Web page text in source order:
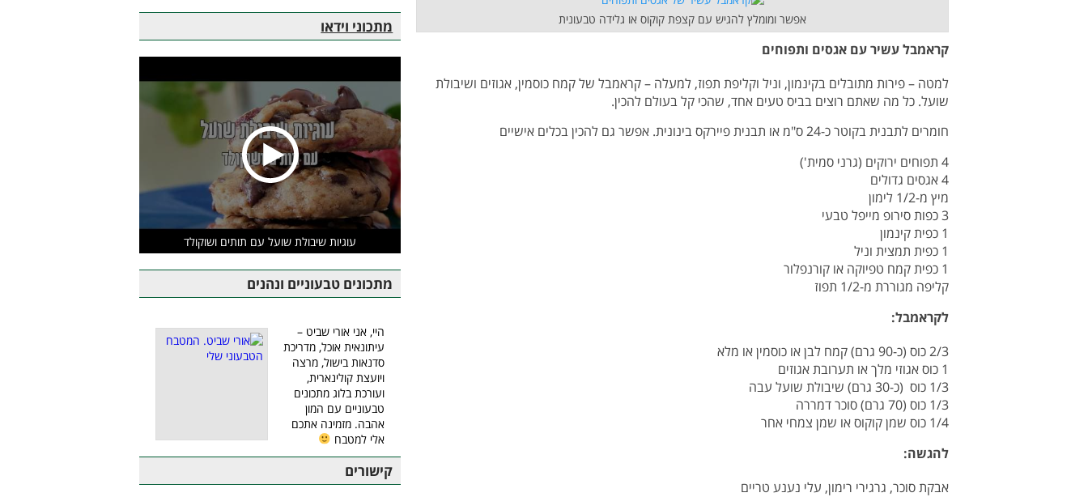
אפשר ומומלץ להגיש עם קצפת קוקוס או גלידה טבעונית
קראמבל עשיר עם אגסים ותפוחים
למטה – פירות מתובלים בקינמון, וניל וקליפת תפוז, למעלה – קראמבל של קמח כוסמין, אגוזים ושיבולת
שועל. כל מה שאתם רוצים בביס טעים אחד, שהכי קל בעולם להכין.
חומרים לתבנית בקוטר כ-24 ס"מ או תבנית פיירקס בינונית. אפשר גם להכין בכלים אישיים
4 תפוחים ירוקים (גרני סמית')
4 אגסים גדולים
מיץ מ-1/2 לימון
3 כפות סירופ מייפל טבעי
1 כפית קינמון
1 כפית תמצית וניל
1 כפית קמח טפיוקה או קורנפלור
קליפה מגוררת מ-1/2 תפוז
לקראמבל:
2/3 כוס (כ-90 גרם) קמח לבן או כוסמין או מלא
1 כוס אגוזי מלך או תערובת אגוזים
1/3 כוס (כ-30 גרם) שיבולת שועל עבה
1/3 כוס (70 גרם) סוכר דמררה
1/4 כוס שמן קוקוס או שמן צמחי אחר
להגשה:
אבקת סוכר, גרגירי רימון, עלי נענע טריים
מתכוני וידאו
עוגיות שיבולת שועל עם תותים ושוקולד
מתכונים טבעוניים ונהנים
היי, אני אורי שביט –
עיתונאית אוכל, מדריכת
סדנאות בישול, מרצה
ויועצת קולינארית,
ועורכת בלוג מתכונים
טבעוניים עם המון
אהבה. מזמינה אתכם
אלי למטבח
קישורים